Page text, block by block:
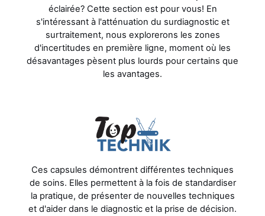
éclairée? Cette section est pour vous! En
s'intéressant à l'atténuation du surdiagnostic et
surtraitement, nous explorerons les zones
d'incertitudes en première ligne, moment où les
désavantages pèsent plus lourds pour certains que
les avantages.
Ces capsules démontrent différentes techniques
de soins. Elles permettent à la fois de standardiser
la pratique, de présenter de nouvelles techniques
et d'aider dans le diagnostic et la prise de décision.